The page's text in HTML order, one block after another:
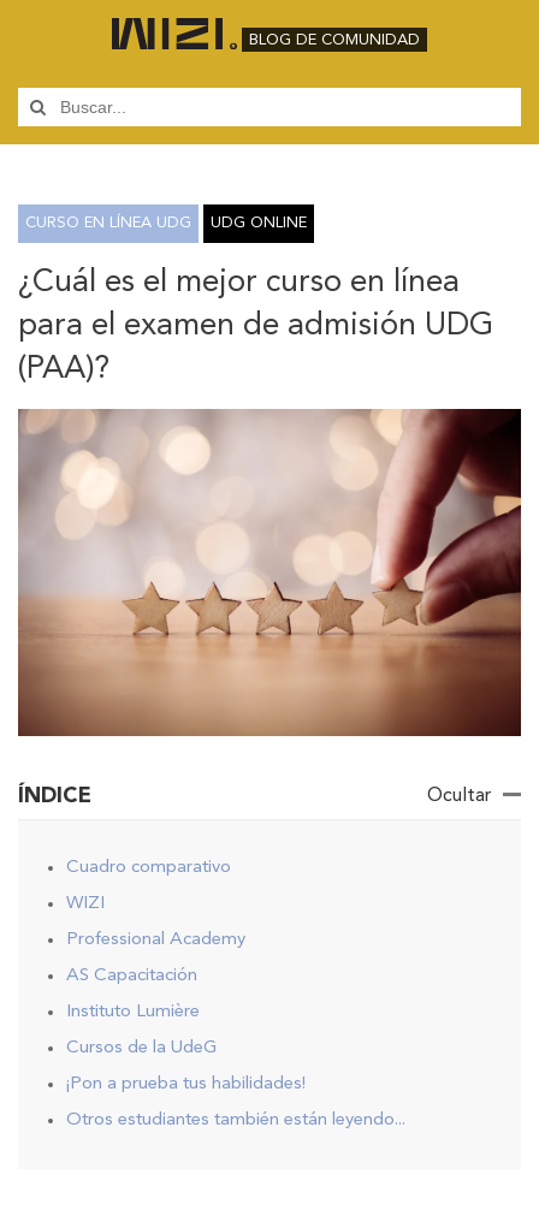
BLOG DE COMUNIDAD
CURSO EN LÍNEA UDG UDG ONLINE
¿Cuál es el mejor curso en línea
para el examen de admisión UDG
(PAA)?
ÍNDICE Ocultar
Cuadro comparativo
WIZI
Professional Academy
AS Capacitación
Instituto Lumière
Cursos de la UdeG
¡Pon a prueba tus habilidades!
Otros estudiantes también están leyendo...